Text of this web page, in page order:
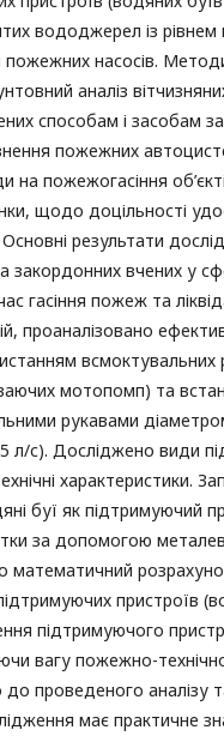
вододжерел із
пожежних насосів.
аналіз
способам і засобам
пожежних
на пожежогасіння
щодо доцільності
результати
закордонних вчених у
гасіння пожеж та
проаналізовано
всмоктувальних
мотопомп) та
рукавами
л/с). Досліджено види
характеристики.
буї як підтримуючий
за допомогою
математичний
пристроїв
підтримуючого
вагу пожежно-
до проведеного аналізу
має практичне